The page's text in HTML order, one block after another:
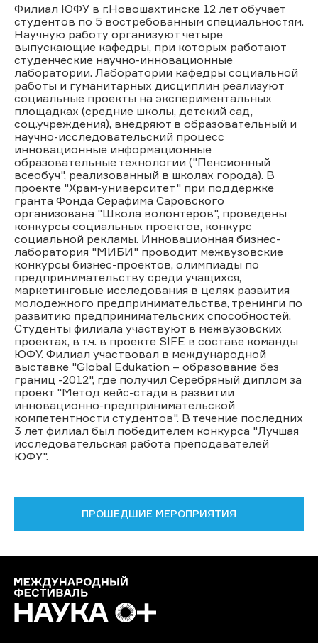
Филиал ЮФУ в г.Новошахтинске 12 лет обучает
студентов по 5 востребованным специальностям.
Научную работу организуют четыре
выпускающие кафедры, при которых работают
студенческие научно-инновационные
лаборатории. Лаборатории кафедры социальной
работы и гуманитарных дисциплин реализуют
социальные проекты на экспериментальных
площадках (средние школы, детский сад,
соц.учреждения), внедряют в образовательный и
научно-исследовательский процесс
инновационные информационные
образовательные технологии ("Пенсионный
всеобуч", реализованный в школах города). В
проекте "Храм-университет" при поддержке
гранта Фонда Серафима Саровского
организована "Школа волонтеров", проведены
конкурсы социальных проектов, конкурс
социальной рекламы. Инновационная бизнес-
лаборатория "МИБИ" проводит межвузовские
конкурсы бизнес-проектов, олимпиады по
предпринимательству среди учащихся,
маркетинговые исследования в целях развития
молодежного предпринимательства, тренинги по
развитию предпринимательских способностей.
Студенты филиала участвуют в межвузовских
проектах, в т.ч. в проекте SIFE в составе команды
ЮФУ. Филиал участвовал в международной
выставке "Global Edukation – образование без
границ -2012", где получил Серебряный диплом за
проект "Метод кейс-стади в развитии
инновационно-предпринимательской
компетентности студентов". В течение последних
3 лет филиал был победителем конкурса "Лучшая
исследовательская работа преподавателей
ЮФУ".
ПРОШЕДШИЕ МЕРОПРИЯТИЯ